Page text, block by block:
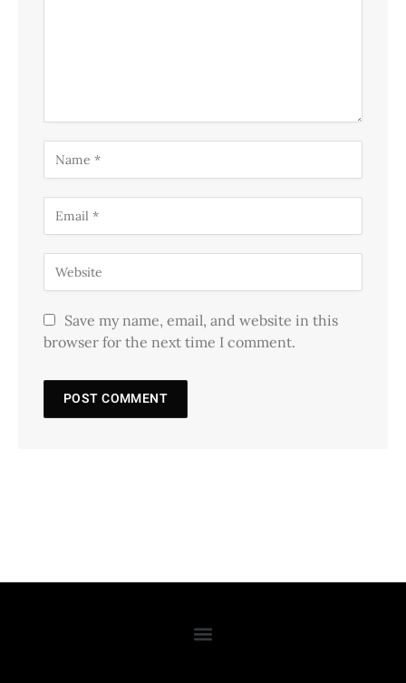
Save my name, email, and website in this
browser for the next time I comment.